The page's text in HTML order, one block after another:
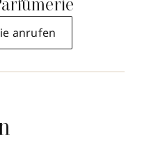
anrufen